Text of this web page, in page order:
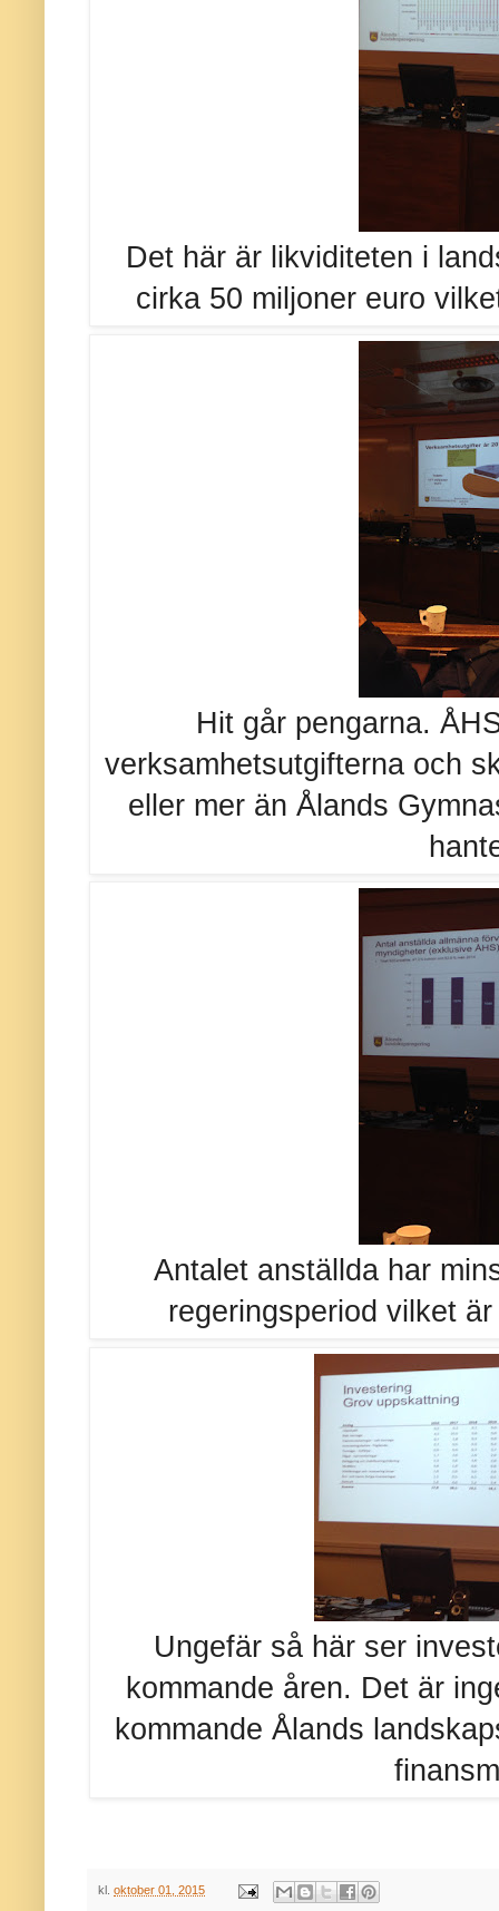
Det här är likviditeten i
cirka 50 miljoner euro
Hit går pengarna.
verksamhetsutgifterna och
eller mer än Ålands
Antalet anställda har
regeringsperiod vilket
Ungefär så här ser
kommande åren. Det är
kommande Ålands
kl. oktober 01, 2015